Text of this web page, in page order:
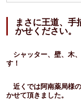
まさに王道、手
かせください。
シャッター、壁、木
す！
近くでは阿南薬局様
かせて頂きました。